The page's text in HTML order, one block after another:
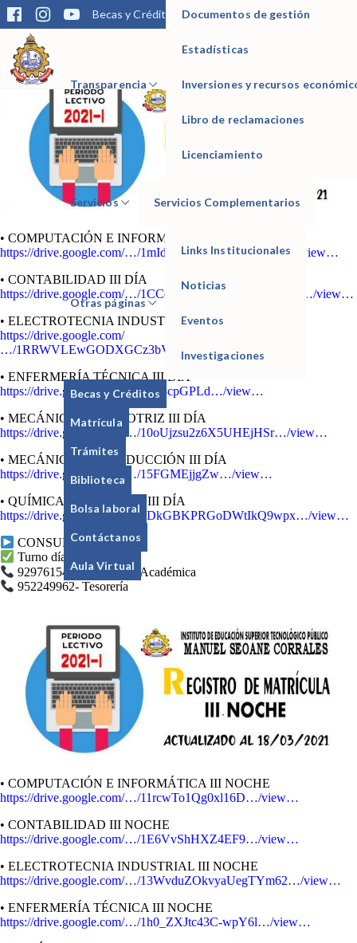
Becas y Créditos Matrícula Trámites Biblioteca
IESTP Manuel Seoane Corrales
Transparencia
Documentos de gestión
Estadísticas
Inversiones y recursos
Libro de reclamaciones
Licenciamiento
Servicios Servicios Complementarios
Otras páginas
Links Institucionales
Noticias
Eventos
Investigaciones
Becas y Créditos
Matrícula
Trámites
Biblioteca
Bolsa laboral
Contáctanos
Aula Virtual
Mediante la presente, informamos la relación de estudiantes que han
realizado su matrícula semestral del III SEMESTRE TURNO DÍA y
NOCHE 2021 – I
• COMPUTACIÓN E INFORMÁTICA III DÍA
https://drive.google.com/…/1mIdbjOVwqsKEwpSH7v3…/view…
• CONTABILIDAD III DÍA
https://drive.google.com/…/1CCqVAXU26DrbUVdOIWQ…/view…
• ELECTROTECNIA INDUSTRIAL III DÍA
https://drive.google.com/
…/1RRWVLEwGODXGCz3bVnr…/view…
• ENFERMERÍA TÉCNICA III DÍA
https://drive.google.com/…/1sQ3cpGPLd…/view…
• MECÁNICA AUTOMOTRIZ III DÍA
https://drive.google.com/…/10oUjzsu2z6X5UHEjHSr…/view…
• MECÁNICA DE PRODUCCIÓN III DÍA
https://drive.google.com/…/15FGMEjjgZw…/view…
• QUÍMICA INDUSTRIAL III DÍA
https://drive.google.com/…/1DkGBKPRGoDWtIkQ9wpx…/view…
CONSULTAS:
Turno día
929761544 – Secretaría Académica
952249962- Tesorería
• COMPUTACIÓN E INFORMÁTICA III NOCHE
https://drive.google.com/…/11rcwTo1Qg0xl16D…/view…
• CONTABILIDAD III NOCHE
https://drive.google.com/…/1E6VvShHXZ4EF9…/view…
• ELECTROTECNIA INDUSTRIAL III NOCHE
https://drive.google.com/…/13WvduZOkvyaUegTYm62…/view…
• ENFERMERÍA TÉCNICA III NOCHE
https://drive.google.com/…/1h0_ZXJtc43C-wpY6l…/view…